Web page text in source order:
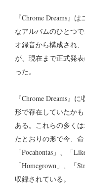
『Chrome Dreams』
なアルバムのひとつ
オ録音から構成され
が、現在まで正式発
った。
『Chrome Dreams』
形で存在していたか
ある。これらの多く
たとおりの形で今、
「Pocahontas」、「
「Homegrown」、「
収録されている。